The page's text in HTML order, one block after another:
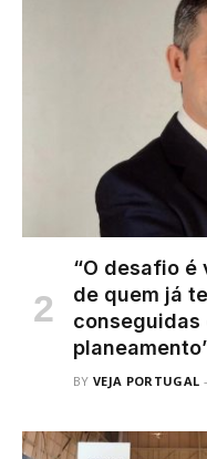
“O desafio
de quem já
BY VEJA PORTUGAL